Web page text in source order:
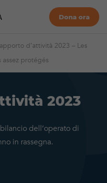
Dona ora
d’attività 2023 – Les
protégés
2023
dell’operato di
in rassegna.